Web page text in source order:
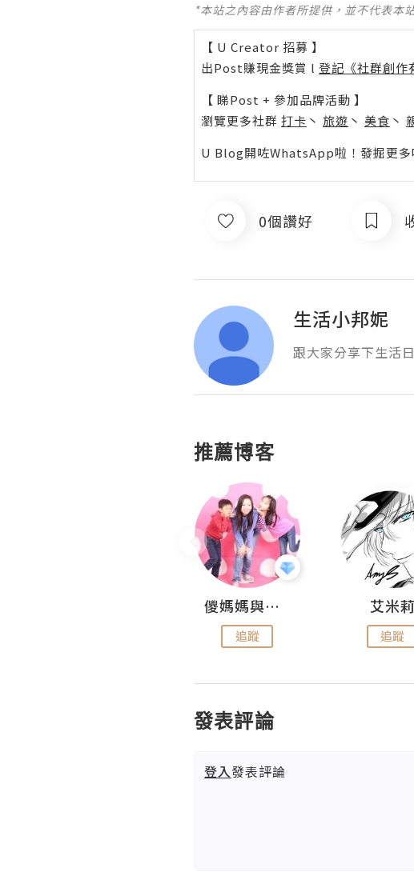
*本站之內容由作者所提供，並不代表本
【 U Creator 招募 】
出Post賺現金獎賞 l 登記《社群創作
【 睇Post + 參加品牌活動 】
瀏覽更多社群 打卡 丶 旅遊 丶 美食 丶
U Blog開咗WhatsApp啦！發掘更多
0個讚好
生活小邦妮
跟大家分享下生活
推薦博客
儍媽媽與兩隻小魔怪之家
追蹤
艾米莉
追蹤
發表評論
登入發表評論